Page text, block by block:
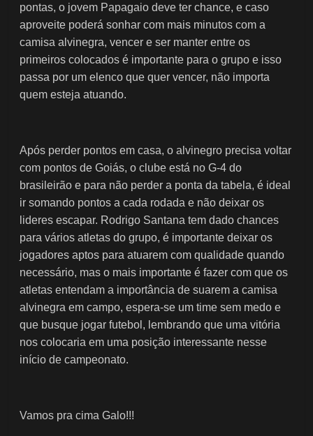
pontas, o jovem Papagaio deve ter chance, e caso
aproveite poderá sonhar com mais minutos com a
camisa alvinegra, vencer e ser manter entre os
primeiros colocados é importante para o grupo e isso
passa por um elenco que quer vencer, não importa
quem esteja atuando.
Após perder pontos em casa, o alvinegro precisa voltar
com pontos de Goiás, o clube está no G-4 do
brasileirão e para não perder a ponta da tabela, é ideal
ir somando pontos a cada rodada e não deixar os
lideres escapar. Rodrigo Santana tem dado chances
para vários atletas do grupo, é importante deixar os
jogadores aptos para atuarem com qualidade quando
necessário, mas o mais importante é fazer com que os
atletas entendam a importância de suarem a camisa
alvinegra em campo, espera-se um time sem medo e
que busque jogar futebol, lembrando que uma vitória
nos colocaria em uma posição interessante nesse
início de campeonato.
Vamos pra cima Galo!!!